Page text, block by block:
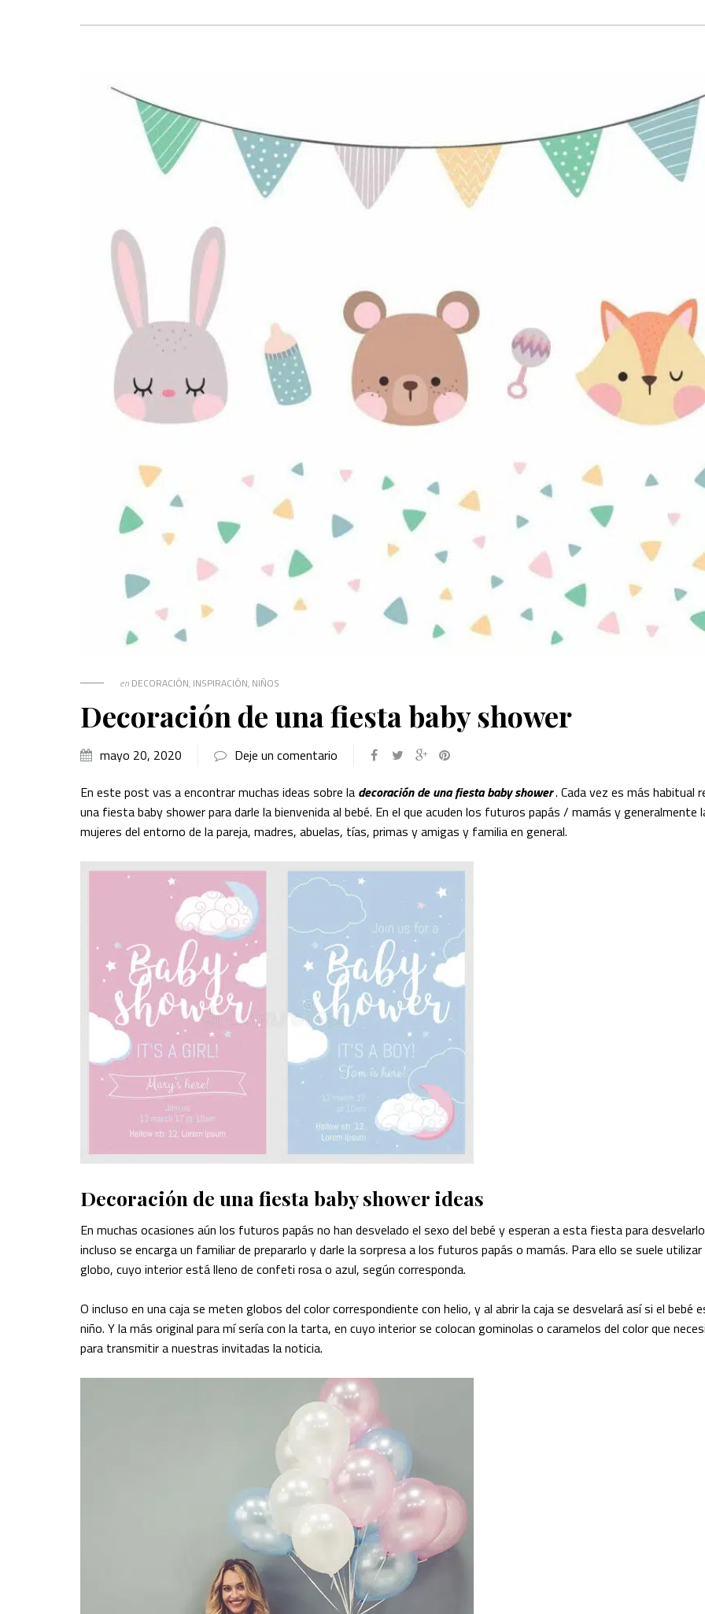
en DECORACIÓN, INSPIRACIÓN, NIÑOS
Decoración de una fiesta baby shower
mayo 20, 2020
Deje un comentario
En este post vas a encontrar muchas ideas sobre la decoración de una fiesta baby shower. Cada vez es más habitual
una fiesta baby shower para darle la bienvenida al bebé. En el que acuden los futuros papás / mamás y generalmente
mujeres del entorno de la pareja, madres, abuelas, tías, primas y amigas y familia en general.
Decoración de una fiesta baby shower ideas
En muchas ocasiones aún los futuros papás no han desvelado el sexo del bebé y esperan a esta fiesta para
incluso se encarga un familiar de prepararlo y darle la sorpresa a los futuros papás o mamás. Para ello se suele utilizar
globo, cuyo interior está lleno de confeti rosa o azul, según corresponda.
O incluso en una caja se meten globos del color correspondiente con helio, y al abrir la caja se desvelará así si el bebé
niño. Y la más original para mí sería con la tarta, en cuyo interior se colocan gominolas o caramelos del color que
para transmitir a nuestras invitadas la noticia.